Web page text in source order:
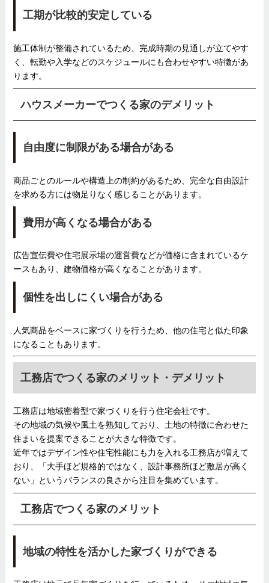
工期が比較的安定している
施工体制が整備されているため、完成時期の見通しが立てやす
く、転勤や入学などのスケジュールにも合わせやすい特徴があ
ります。
ハウスメーカーでつくる家のデメリット
自由度に制限がある場合がある
商品ごとのルールや構造上の制約があるため、完全な自由設計
を求める方には物足りなく感じることがあります。
費用が高くなる場合がある
広告宣伝費や住宅展示場の運営費などが価格に含まれているケ
ースもあり、建物価格が高くなることがあります。
個性を出しにくい場合がある
人気商品をベースに家づくりを行うため、他の住宅と似た印象
になることもあります。
工務店でつくる家のメリット・デメリット
工務店は地域密着型で家づくりを行う住宅会社です。
その地域の気候や風土を熟知しており、土地の特徴に合わせた
住まいを提案できることが大きな特徴です。
近年ではデザイン性や住宅性能にも力を入れる工務店が増えて
おり、「大手ほど規格的ではなく、設計事務所ほど敷居が高く
ない」というバランスの良さから注目を集めています。
工務店でつくる家のメリット
地域の特性を活かした家づくりができる